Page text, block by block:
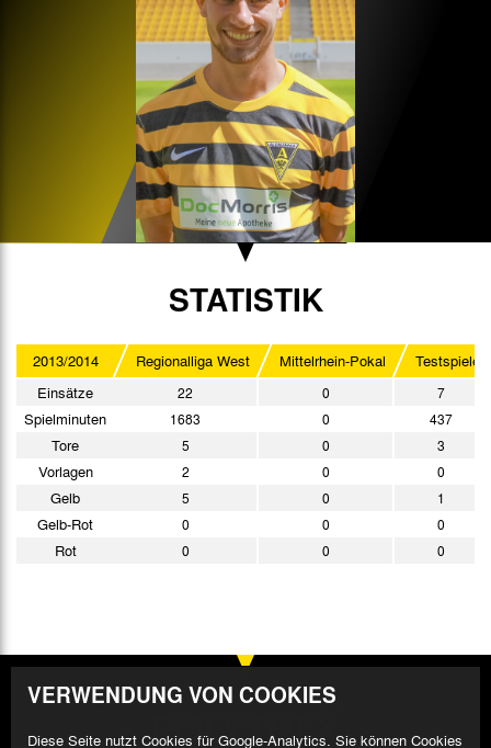
STATISTIK
2013/2014 Regionalliga West Mittelrhein-Pokal
Testspiele
Einsätze
22 0 7
Spielminuten 1683 0 437
Tore 5 0 3
Vorlagen 2 0 0
Gelb 5 0 1
Gelb-Rot 0 0 0
Rot 0 0 0
VERWENDUNG VON COOKIES
Diese Seite nutzt Cookies für Google-Analytics. Sie können Cookies